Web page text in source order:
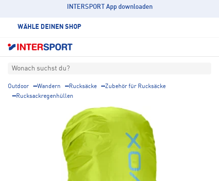
INTERSPORT App downloaden
WÄHLE DEINEN SHOP
Wonach suchst du?
Outdoor Wandern Rucksäcke
Zubehör für Rucksäcke
Rucksackregenhüllen